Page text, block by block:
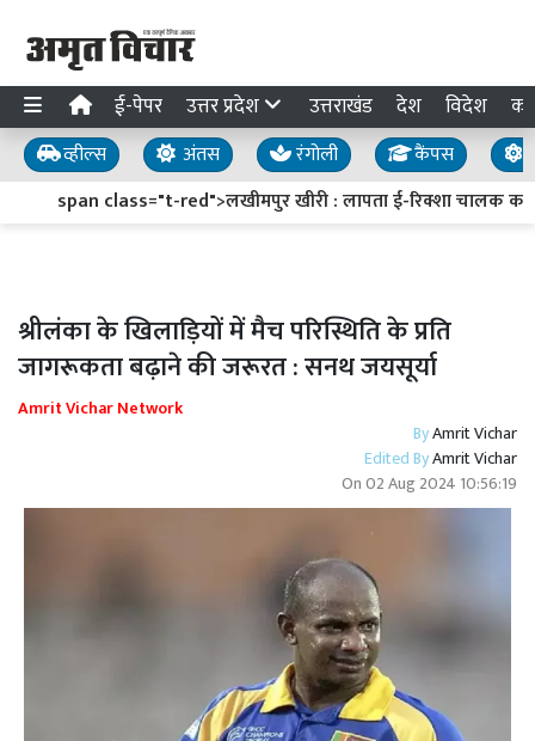
ई-पेपर उत्तर प्रदेश उत्तराखंड देश विदेश
व्हील्स अंतस रंगोली कैंपस
span class="t-red">लखीमपुर खीरी : लापता ई-रिक्शा चालक का
श्रीलंका के खिलाड़ियों में मैच परिस्थिति के प्रति
जागरूकता बढ़ाने की जरूरत : सनथ जयसूर्या
Amrit Vichar Network
ByAmrit Vichar
Edited ByAmrit Vichar
On02 Aug 2024 10:56:19